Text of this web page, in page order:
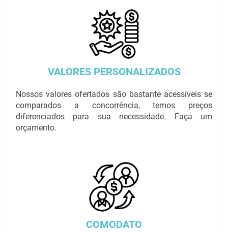
VALORES PERSONALIZADOS
Nossos valores ofertados são bastante acessíveis se
comparados a concorrência, temos preços
diferenciados para sua necessidade. Faça um
orçamento.
COMODATO